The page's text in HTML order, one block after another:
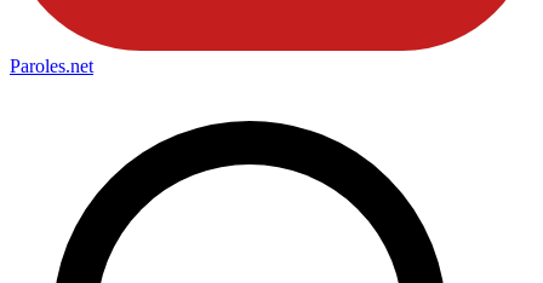
Paroles.net